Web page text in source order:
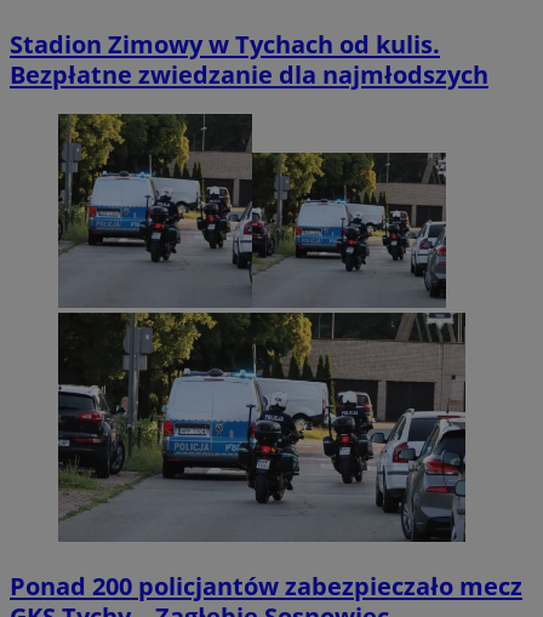
Stadion Zimowy w Tychach od kulis.
Bezpłatne zwiedzanie dla najmłodszych
Ponad 200 policjantów zabezpieczało mecz